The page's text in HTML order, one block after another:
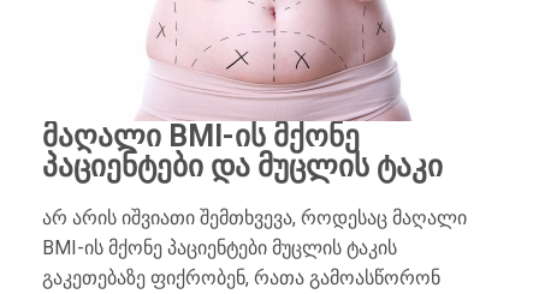
მაღალი BMI-ის მქონე
პაციენტები და მუცლის ტაკი
არ არის იშვიათი შემთხვევა, როდესაც მაღალი
BMI-ის მქონე პაციენტები მუცლის ტაკის
გაკეთებაზე ფიქრობენ, რათა გამოასწორონ